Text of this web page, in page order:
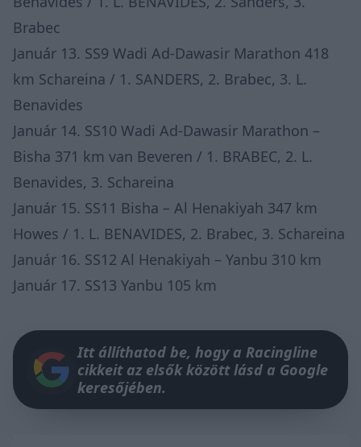
Brabec
Január 13. SS9 Wadi Ad-Dawasir Marathon 418
km Schareina / 1. SANDERS, 2. Brabec, 3. L.
Benavides
Január 14. SS10 Wadi Ad-Dawasir Marathon –
Bisha 371 km van Beveren / 1. BRABEC, 2. L.
Benavides, 3. Schareina
Január 15. SS11 Bisha – Al Henakiyah 347 km
Howes / 1. L. BENAVIDES, 2. Brabec, 3. Schareina
Január 16. SS12 Al Henakiyah – Yanbu 310 km
Január 17. SS13 Yanbu 105 km
Itt állíthatod be, hogy a Racingline
cikkeit az elsők között lásd a Google
keresőjében.